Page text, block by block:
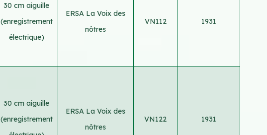
30 cm aiguille
(enregistrement
électrique)
ERSA La Voix des
nôtres
VN112 1931
30 cm aiguille
(enregistrement
ERSA La Voix des
nôtres
VN122 1931